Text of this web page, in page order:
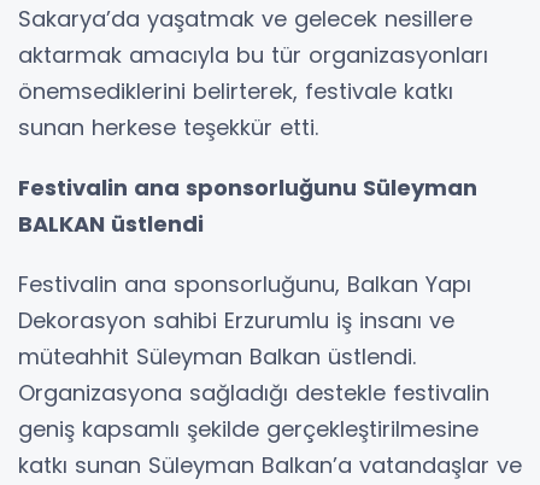
Sakarya’da yaşatmak ve gelecek nesillere
aktarmak amacıyla bu tür organizasyonları
önemsediklerini belirterek, festivale katkı
sunan herkese teşekkür etti.
Festivalin ana sponsorluğunu Süleyman
BALKAN üstlendi
Festivalin ana sponsorluğunu, Balkan Yapı
Dekorasyon sahibi Erzurumlu iş insanı ve
müteahhit Süleyman Balkan üstlendi.
Organizasyona sağladığı destekle festivalin
geniş kapsamlı şekilde gerçekleştirilmesine
katkı sunan Süleyman Balkan’a vatandaşlar ve